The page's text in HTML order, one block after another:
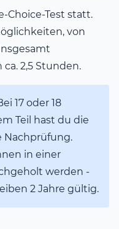
Choice-Test statt.
von
ca. 2,5 Stunden.
17 oder 18
Teil hast du die
Nachprüfung.
in einer
werden -
2 Jahre gültig.